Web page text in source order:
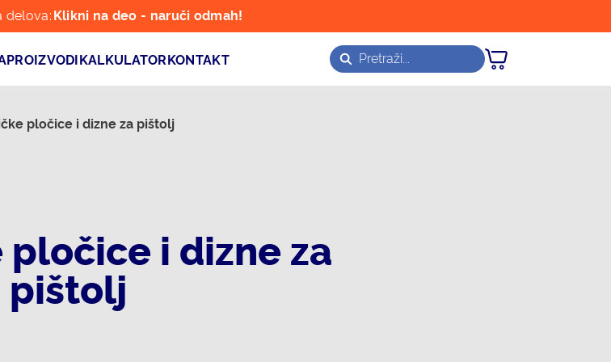
delova:Klikni na deo - naruči odmah!
PROIZVODIKALKULATORKONTAKT
pločice i dizne za pištolj
i dizne za
pištolj